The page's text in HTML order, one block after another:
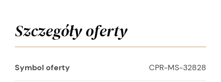
Szczegóły oferty
Symbol oferty CPR-MS-32828